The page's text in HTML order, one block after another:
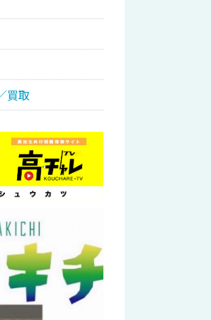
買取